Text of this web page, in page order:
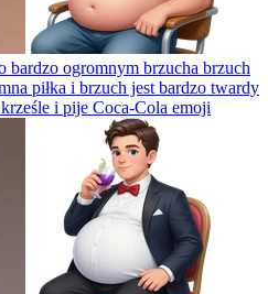
bardzo ogromnym brzucha brzuch
piłka i brzuch jest bardzo twardy
i pije Coca-Cola emoji